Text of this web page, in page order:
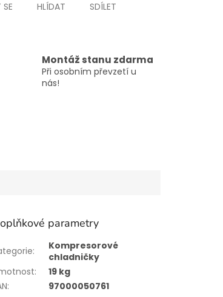
SE HLÍDAT SDÍLET
Montáž stanu zdarma
Při osobním převzetí u
nás!
parametry
:
Kompresorové
chladničky
:
19 kg
: 97000050761